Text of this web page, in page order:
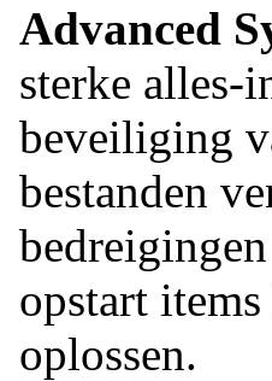
Advanced
sterke alles-
beveiliging
bestanden
opstart
oplossen.